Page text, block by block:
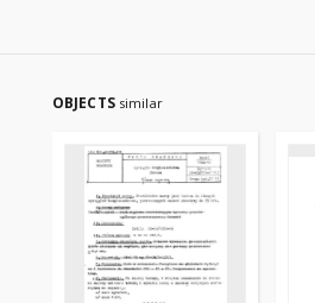
OBJECTS similar